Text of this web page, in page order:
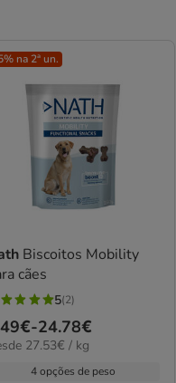
na 2ª un.
Biscoitos Mobility
cães
5(2)
-24.78€
27.53€ / kg
4 opções de peso